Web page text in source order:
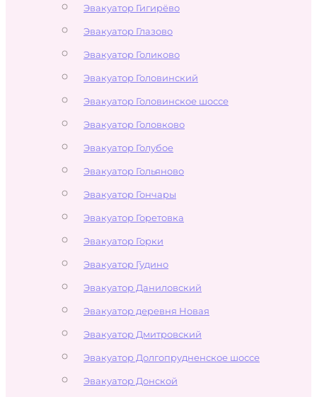
Эвакуатор Гигирёво
Эвакуатор Глазово
Эвакуатор Голиково
Эвакуатор Головинский
Эвакуатор Головинское шоссе
Эвакуатор Головково
Эвакуатор Голубое
Эвакуатор Гольяново
Эвакуатор Гончары
Эвакуатор Горетовка
Эвакуатор Горки
Эвакуатор Гудино
Эвакуатор Даниловский
Эвакуатор деревня Новая
Эвакуатор Дмитровский
Эвакуатор Долгопрудненское шоссе
Эвакуатор Донской